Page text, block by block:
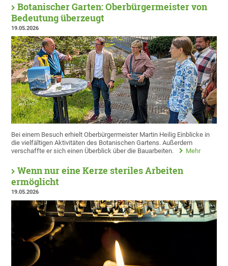
Botanischer Garten: Oberbürgermeister von
Bedeutung überzeugt
19.05.2026
Bei einem Besuch erhielt Oberbürgermeister Martin Heilig Einblicke in
die vielfältigen Aktivitäten des Botanischen Gartens. Außerdem
verschaffte er sich einen Überblick über die Bauarbeiten.
Mehr
Wenn nur eine Kerze steriles Arbeiten
ermöglicht
19.05.2026